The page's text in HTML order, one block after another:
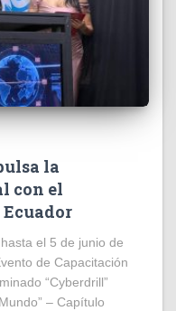
la
con el
el 5 de junio de
de Capacitación
“Cyberdrill”
– Capítulo